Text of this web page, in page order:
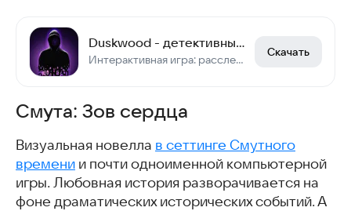
Интерактивная игра: расследуй убийство и найди преступника
Скачать
Смута: Зов сердца
Визуальная новелла в сеттинге Смутного
времени и почти одноименной компьютерной
игры. Любовная история разворачивается на
фоне драматических исторических событий. А